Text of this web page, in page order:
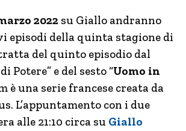
2022 su Giallo andranno
episodi della quinta stagione di
tratta del quinto episodio dal
Potere” e del sesto “Uomo in
è una serie francese creata da
L’appuntamento con i due
alle 21:10 circa su Giallo